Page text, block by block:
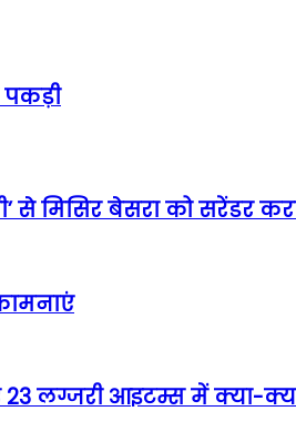
पकड़ी
से मिसिर बेसरा को सरेंडर
23 लग्जरी आइटम्स में क्या-